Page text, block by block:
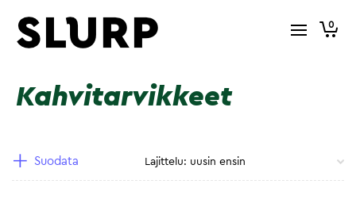
0
Kahvitarvikkeet
Suodata